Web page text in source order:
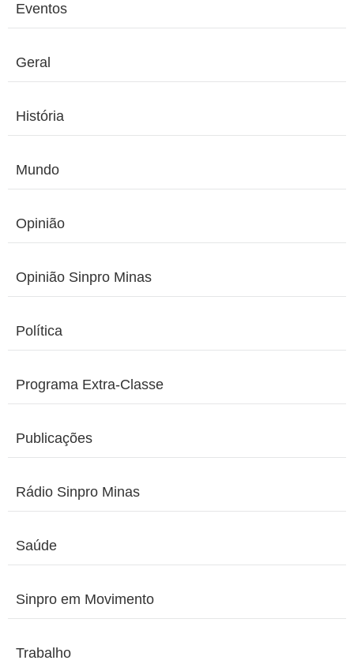
Eventos
Geral
História
Mundo
Opinião
Opinião Sinpro Minas
Política
Programa Extra-Classe
Publicações
Rádio Sinpro Minas
Saúde
Sinpro em Movimento
Trabalho